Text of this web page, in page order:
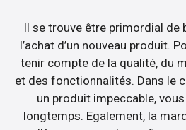
Il se trouve être primordial de
l’achat d’un nouveau produit.
tenir compte de la qualité, du
et des fonctionnalités. Dans le
un produit impeccable,
longtemps. Egalement, la